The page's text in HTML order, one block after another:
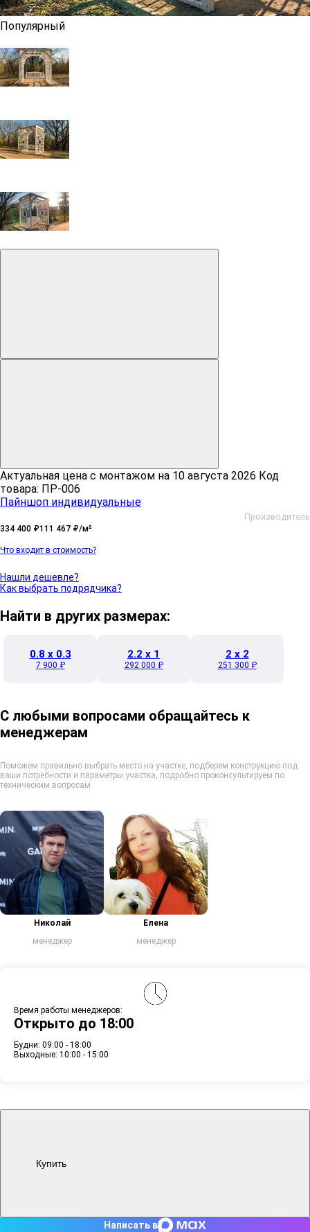
Популярный
Актуальная цена c монтажом на 10 августа 2026 Код
товара: ПР-006
Пайншоп индивидуальные
Производитель
334 400 ₽111 467 ₽/м²
Что входит в стоимость?
Нашли дешевле?
Как выбрать подрядчика?
Найти в других размерах:
0.8 x 0.3
7 900 ₽
2.2 x 1
292 000 ₽
2 x 2
251 300 ₽
С любыми вопросами обращайтесь к
менеджерам
Поможем правильно выбрать место на участке, подберем конструкцию под
ваши потребности и параметры участка, подробно проконсультируем по
техническим вопросам
Николай
менеджер
Елена
менеджер
Время работы менеджеров:
Открыто до 18:00
Будни: 09:00 - 18:00
Выходные: 10:00 - 15:00
Купить
Написать в